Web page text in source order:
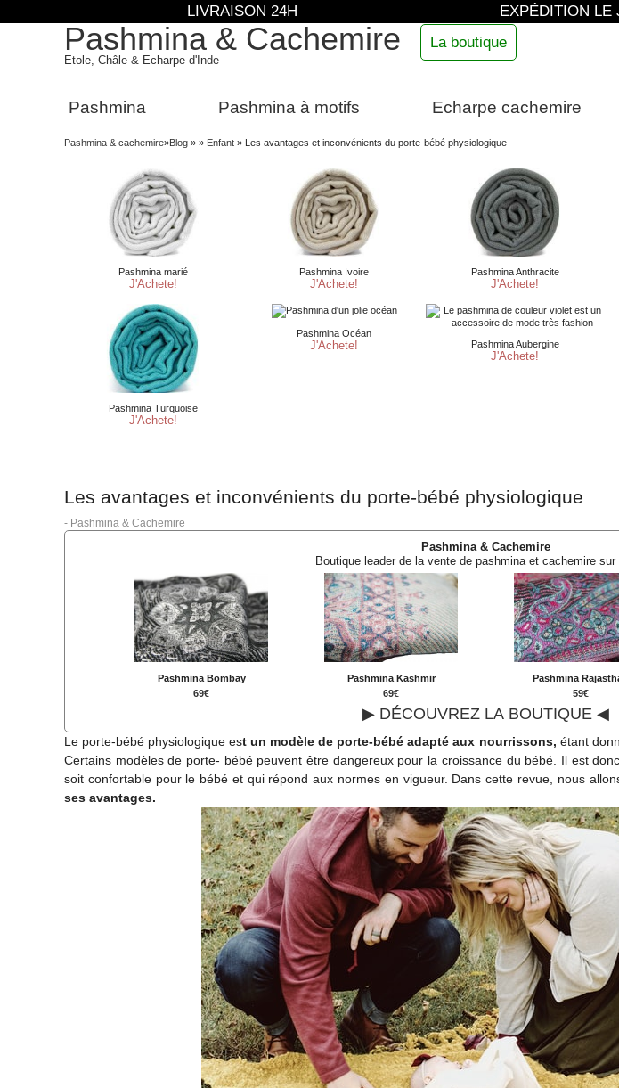
Pashmina & Cachemire
Etole, Châle & Echarpe d'Inde
La boutique
Pashmina Pashmina à motifs Echarpe cachemire
LIVRAISON 24H EXPÉDITION LE
Pashmina & cachemire»Blog » » Enfant » Les avantages et inconvénients du porte-bébé physiologique
Les avantages et inconvénients du porte-bébé physiologique
- Pashmina & Cachemire
Pashmina & Cachemire
Boutique leader de la vente de pashmina et cachemire sur
Pashmina Bombay
69€
Pashmina Kashmir
69€
Pashmina
59€
▶ DÉCOUVREZ LA BOUTIQUE ◀
Le porte-bébé physiologique est un modèle de porte-bébé adapté aux nourrissons, étant
Certains modèles de porte- bébé peuvent être dangereux pour la croissance du bébé. Il est
soit confortable pour le bébé et qui répond aux normes en vigueur. Dans cette revue, nous
ses avantages.